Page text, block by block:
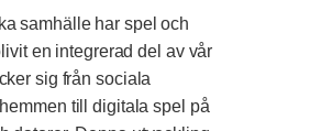
samhälle har spel och
en integrerad del av vår
sig från sociala
till digitala spel på